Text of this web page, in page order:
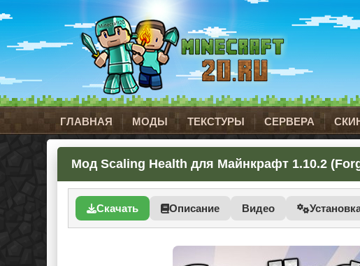
ГЛАВНАЯ МОДЫ ТЕКСТУРЫ СЕРВЕРА
Мод Scaling Health для Майнкрафт 1.10.2
Скачать Описание Видео